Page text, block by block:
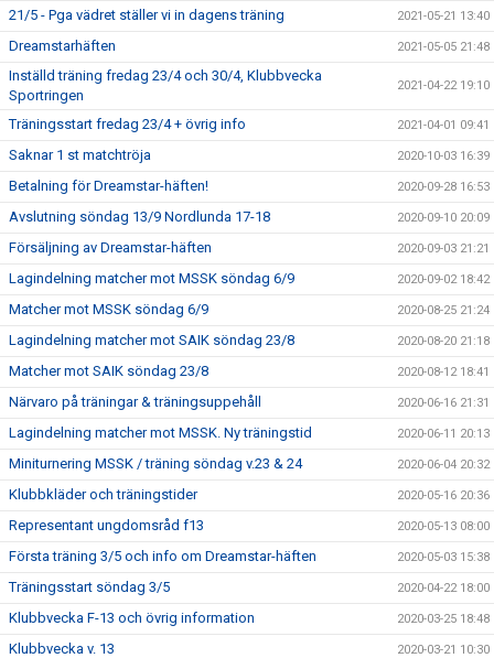
21/5 - Pga vädret ställer vi in dagens träning 2021-05-21 13:40
Dreamstarhäften 2021-05-05 21:48
Inställd träning fredag 23/4 och 30/4, Klubbvecka
Sportringen
2021-04-22 19:10
Träningsstart fredag 23/4 + övrig info 2021-04-01 09:41
Saknar 1 st matchtröja 2020-10-03 16:39
Betalning för Dreamstar-häften! 2020-09-28 16:53
Avslutning söndag 13/9 Nordlunda 17-18 2020-09-10 20:09
Försäljning av Dreamstar-häften 2020-09-03 21:21
Lagindelning matcher mot MSSK söndag 6/9 2020-09-02 18:42
Matcher mot MSSK söndag 6/9 2020-08-25 21:24
Lagindelning matcher mot SAIK söndag 23/8 2020-08-20 21:18
Matcher mot SAIK söndag 23/8 2020-08-12 18:41
Närvaro på träningar & träningsuppehåll 2020-06-16 21:31
Lagindelning matcher mot MSSK. Ny träningstid 2020-06-11 20:13
Miniturnering MSSK / träning söndag v.23 & 24 2020-06-04 20:32
Klubbkläder och träningstider 2020-05-16 20:36
Representant ungdomsråd f13 2020-05-13 08:00
Första träning 3/5 och info om Dreamstar-häften 2020-05-03 15:38
Träningsstart söndag 3/5 2020-04-22 18:00
Klubbvecka F-13 och övrig information 2020-03-25 18:48
Klubbvecka v. 13 2020-03-21 10:30